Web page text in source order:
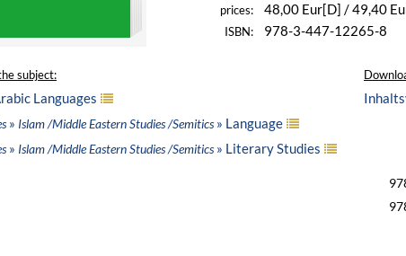
prices: 48,00 Eur[D] / 49,40
ISBN: 978-3-447-12265-8
subject:
Languages
» Islam /Middle Eastern Studies /Semitics» Language
» Islam /Middle Eastern Studies /Semitics» Literary Studies